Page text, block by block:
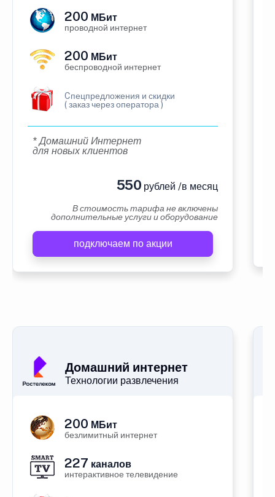
200 МБит
проводной интернет
200 МБит
беспроводной интернет
Cпецпредложения и скидки
( заказ через оператора )
* Домашний Интернет
для новых клиентов
550 рублей /в месяц
В стоимость тарифа не включены
дополнительные услуги и оборудование
подключаем по акции
Домашний интернет
Технологии развлечения
200 МБит
безлимитный интернет
227 каналов
интерактивное телевидение